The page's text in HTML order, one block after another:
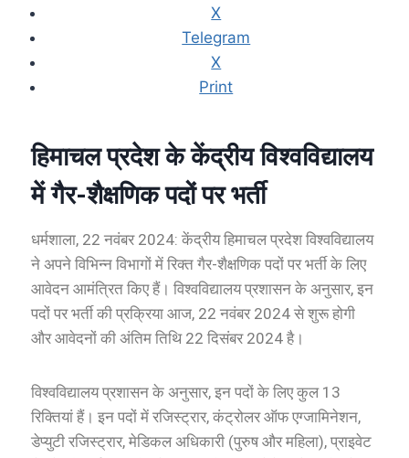
X
Telegram
X
Print
हिमाचल प्रदेश के केंद्रीय विश्वविद्यालय
में गैर-शैक्षणिक पदों पर भर्ती
धर्मशाला, 22 नवंबर 2024: केंद्रीय हिमाचल प्रदेश विश्वविद्यालय
ने अपने विभिन्न विभागों में रिक्त गैर-शैक्षणिक पदों पर भर्ती के लिए
आवेदन आमंत्रित किए हैं। विश्वविद्यालय प्रशासन के अनुसार, इन
पदों पर भर्ती की प्रक्रिया आज, 22 नवंबर 2024 से शुरू होगी
और आवेदनों की अंतिम तिथि 22 दिसंबर 2024 है।
विश्वविद्यालय प्रशासन के अनुसार, इन पदों के लिए कुल 13
रिक्तियां हैं। इन पदों में रजिस्ट्रार, कंट्रोलर ऑफ एग्जामिनेशन,
डेप्युटी रजिस्ट्रार, मेडिकल अधिकारी (पुरुष और महिला), प्राइवेट